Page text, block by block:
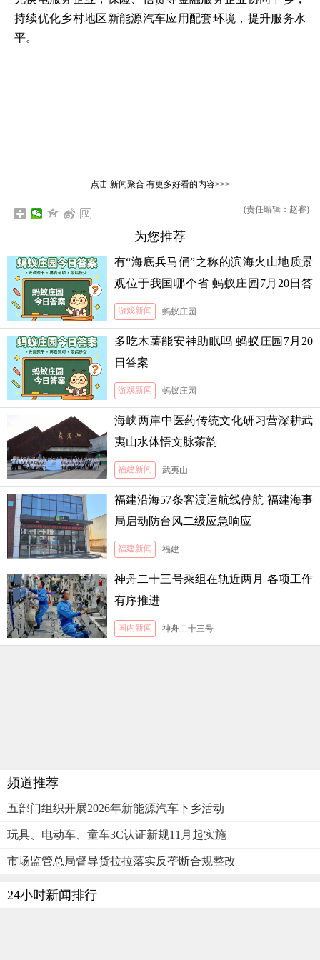
持续优化乡村地区新能源汽车应用配套环境，提升服务水
平。
点击 新闻聚合有更多好看的内容>>>
(责任编辑：赵睿)
为您推荐
有“海底兵马俑”之称的滨海火山地质景
观位于我国哪个省 蚂蚁庄园7月20日答
案
游戏新闻 蚂蚁庄园
多吃木薯能安神助眠吗 蚂蚁庄园7月20
日答案
游戏新闻 蚂蚁庄园
海峡两岸中医药传统文化研习营深耕武
夷山水体悟文脉茶韵
福建新闻 武夷山
福建沿海57条客渡运航线停航 福建海事
局启动防台风二级应急响应
福建新闻 福建
神舟二十三号乘组在轨近两月 各项工作
有序推进
国内新闻 神舟二十三号
频道推荐
五部门组织开展2026年新能源汽车下乡活动
玩具、电动车、童车3C认证新规11月起实施
市场监管总局督导货拉拉落实反垄断合规整改
24小时新闻排行